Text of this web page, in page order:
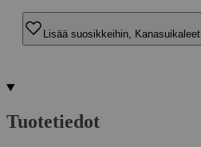
Lisää suosikkeihin, Kanasuikaleet
Tuotetiedot